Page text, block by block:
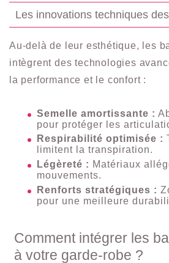
Les innovations techniques
Au-delà de leur esthétique, les
intègrent des technologies
la performance et le confort :
Semelle amortissante :
pour protéger les
Respirabilité optimisée :
limitent la transpiration.
Légèreté : Matériaux
mouvements.
Renforts stratégiques :
pour une meilleure
Comment intégrer les
à votre garde-robe ?